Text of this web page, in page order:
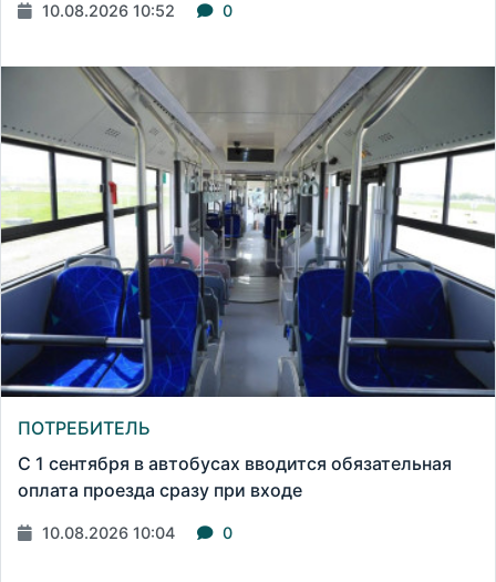
10.08.2026 10:52 0
ПОТРЕБИТЕЛЬ
С 1 сентября в автобусах вводится обязательная
оплата проезда сразу при входе
10.08.2026 10:04 0